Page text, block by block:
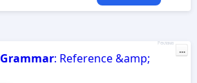
Grammar: Reference &amp;
Реклама
...